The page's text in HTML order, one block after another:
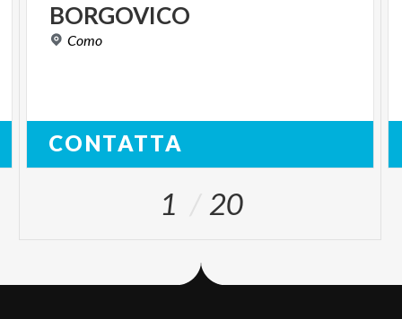
BORGOVICO
Como
CONTATTA
1 20